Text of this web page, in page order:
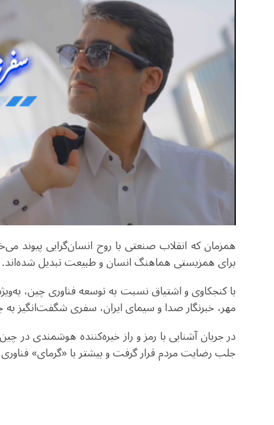
همزمان که انقلاب صنعتی با روح انسان‌گرایی پیوند
برای همزیستی هماهنگ انسان و طبیعت تبدیل شده‌اند.
با کنجکاوی و اشتیاق نسبت به توسعه فناوری چین،
مهر، خبرنگار صدا و سیمای ایران، سفری شگفت‌انگیز به
در جریان آشنایی با رمز و راز خیره‌کننده هوشمندی
جلب رضایت مردم قرار گرفت و بیشتر با «گرمای»